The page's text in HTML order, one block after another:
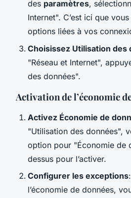
des paramètres,
Internet". C’est ici que
options liées à vos
Choisissez Utilisation des
"Réseau et Internet",
des données".
Activation de l’économie
Activez Économie de
"Utilisation des données",
option pour "Économie de
dessus pour l’activer.
Configurer les exceptions
l’économie de données,